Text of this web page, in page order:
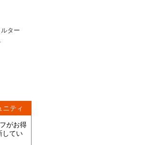
ター
ニティ
がお得
してい